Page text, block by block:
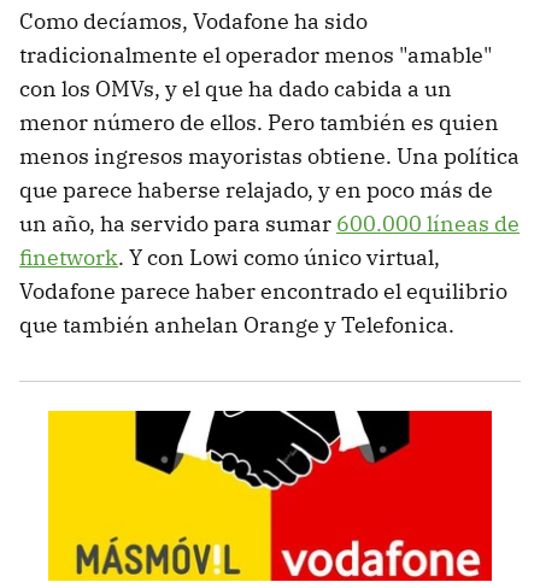
Como decíamos, Vodafone ha sido
tradicionalmente el operador menos "amable"
con los OMVs, y el que ha dado cabida a un
menor número de ellos. Pero también es quien
menos ingresos mayoristas obtiene. Una política
que parece haberse relajado, y en poco más de
un año, ha servido para sumar 600.000 líneas de
finetwork. Y con Lowi como único virtual,
Vodafone parece haber encontrado el equilibrio
que también anhelan Orange y Telefonica.